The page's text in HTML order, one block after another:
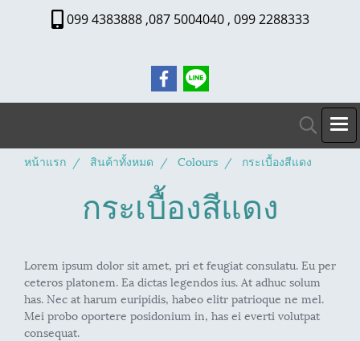
099 4383888 ,087 5004040 , 099 2288333
หน้าแรก สินค้าทั้งหมด Colours กระเบื้องสีแดง
กระเบื้องสีแดง
Lorem ipsum dolor sit amet, pri et feugiat consulatu. Eu per
ceteros platonem. Ea dictas legendos ius. At adhuc solum
has. Nec at harum euripidis, habeo elitr patrioque ne mel.
Mei probo oportere posidonium in, has ei everti volutpat
consequat.